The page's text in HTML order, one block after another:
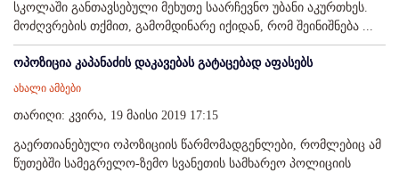
სკოლაში განთავსებული მეხუთე საარჩევნო უბანი აკურთხეს.
მოძღვრების თქმით, გამომდინარე იქიდან, რომ შეინიშნება ...
ოპოზიცია კაპანაძის დაკავებას გატაცებად აფასებს
ახალი ამბები
თარიღი: კვირა, 19 მაისი 2019 17:15
გაერთიანებული ოპოზიციის წარმომადგენლები, რომლებიც ამ
წუთებში სამეგრელო-ზემო სვანეთის სამხარეო პოლიციის